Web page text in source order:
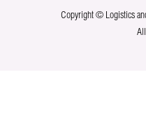
Copyright © Logistics